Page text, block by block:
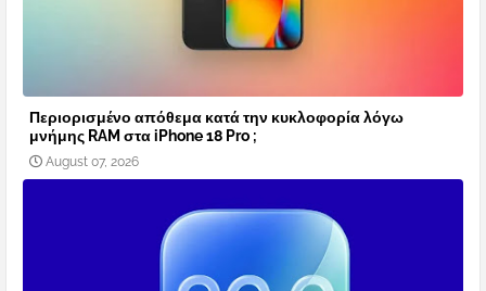
Περιορισμένο απόθεμα κατά την κυκλοφορία λόγω
μνήμης RAM στα iPhone 18 Pro ;
August 07, 2026